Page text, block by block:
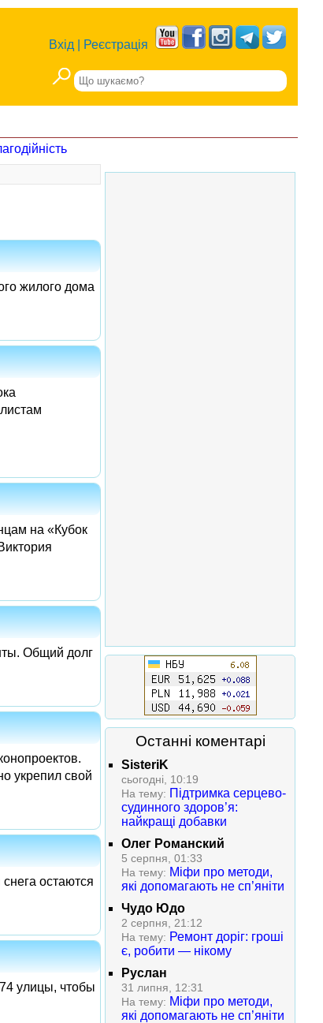
Вхід Реєстрація
жилого дома
на «Кубок
Общий долг
укрепил свой
остаются
улицы, чтобы
Останні коментарі
SisteriK
сьогодні, 10:19
На тему: Підтримка серцево-
судинного здоров’я:
найкращі добавки
Олег Романский
5 серпня, 01:33
На тему: Міфи про методи,
які допомагають не сп’яніти
Чудо Юдо
2 серпня, 21:12
На тему: Ремонт доріг: гроші
є, робити — нікому
Руслан
31 липня, 12:31
На тему: Міфи про методи,
які допомагають не сп’яніти